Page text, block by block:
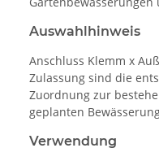
Auswahlhinweis
Anschluss Klemm x
Zulassung sind die
Zuordnung zur
geplanten
Verwendung